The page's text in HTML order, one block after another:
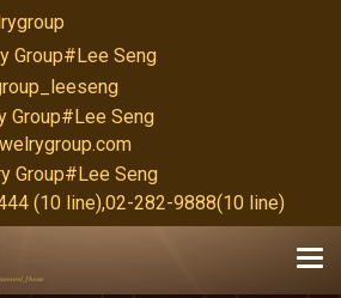
Group#Lee Seng
Group#Lee Seng
Group#Lee Seng
(10 line),02-282-9888(10 line)